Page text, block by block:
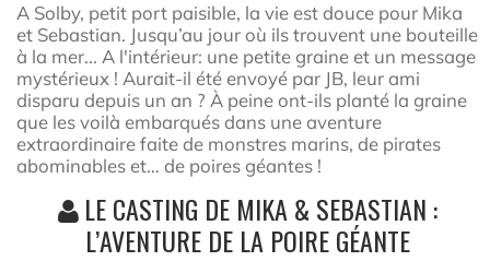
A Solby, petit port paisible, la vie est douce pour Mika
et Sebastian. Jusqu’au jour où ils trouvent une bouteille
à la mer... A l'intérieur: une petite graine et un message
mystérieux ! Aurait-il été envoyé par JB, leur ami
disparu depuis un an ? À peine ont-ils planté la graine
que les voilà embarqués dans une aventure
extraordinaire faite de monstres marins, de pirates
abominables et… de poires géantes !
LE CASTING DE MIKA & SEBASTIAN :
L’AVENTURE DE LA POIRE GÉANTE